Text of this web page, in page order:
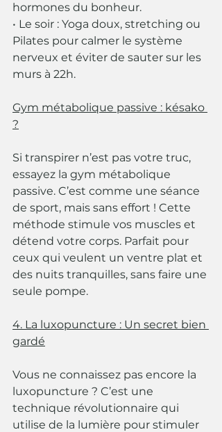
hormones du bonheur.
• Le soir : Yoga doux, stretching ou
Pilates pour calmer le système
nerveux et éviter de sauter sur les
murs à 22h.
Gym métabolique passive : késako
?
Si transpirer n’est pas votre truc,
essayez la gym métabolique
passive. C’est comme une séance
de sport, mais sans effort ! Cette
méthode stimule vos muscles et
détend votre corps. Parfait pour
ceux qui veulent un ventre plat et
des nuits tranquilles, sans faire une
seule pompe.
4. La luxopuncture : Un secret bien
gardé
Vous ne connaissez pas encore la
luxopuncture ? C’est une
technique révolutionnaire qui
utilise de la lumière pour stimuler